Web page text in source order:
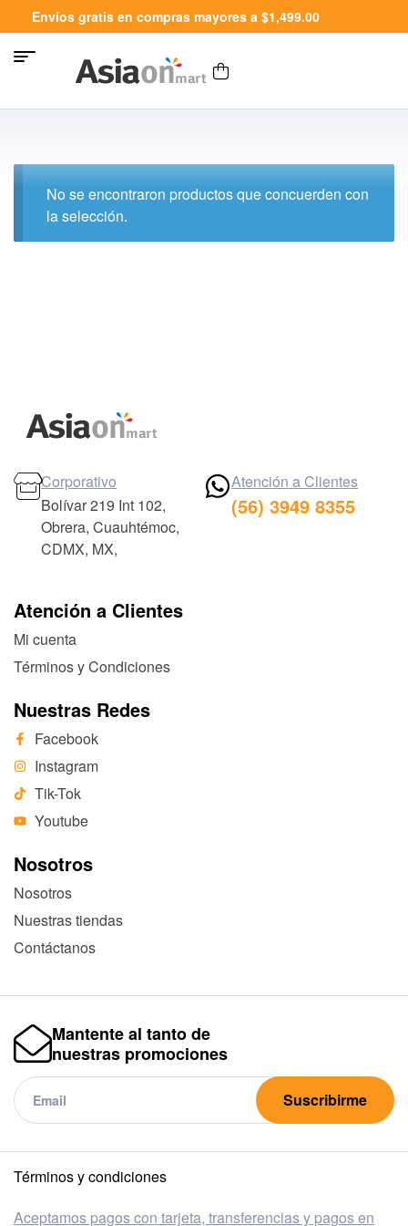
Envíos gratis en compras mayores a $1,499.00
No se encontraron productos que concuerden con
la selección.
Atención a Clientes
Mi cuenta
Términos y Condiciones
Nuestras Redes
Facebook
Instagram
Tik-Tok
Youtube
Nosotros
Nosotros
Nuestras tiendas
Contáctanos
Corporativo
Bolívar 219 Int 102,
Obrera, Cuauhtémoc,
CDMX, MX,
Atención a Clientes
(56) 3949 8355
Mantente al tanto de
nuestras promociones
Suscribirme
Términos y condiciones
Aceptamos pagos con tarjeta, transferencias y pagos en